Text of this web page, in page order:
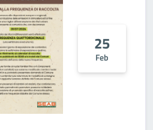
25
Feb